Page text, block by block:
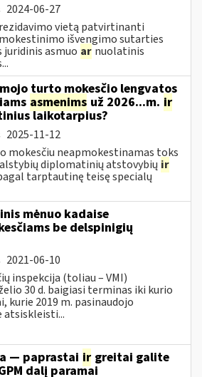
2024-06-27
vietą patvirtinanti
išvengimo sutarties
asmuo ar nuolatinis
turto mokesčio lengvatos
asmenims už 2026...m. ir
laikotarpius?
2025-11-12
mokesčiu neapmokestinamas toks
diplomatinių atstovybių ir
tarptautinę teisę specialų
mėnuo kadaise
be delspinigių
2021-06-10
inspekcija (toliau – VMI)
30 d. baigiasi terminas iki kurio
kurie 2019 m. pasinaudojo
— paprastai ir greitai galite
dalį paramai